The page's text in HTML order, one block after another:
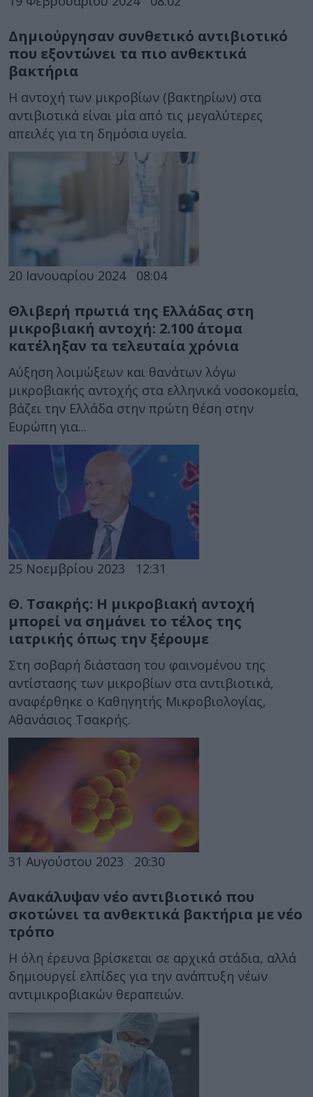
Δημιούργησαν συνθετικό αντιβιοτικό
που εξοντώνει τα πιο ανθεκτικά
βακτήρια
Η αντοχή των μικροβίων (βακτηρίων) στα
αντιβιοτικά είναι μία από τις μεγαλύτερες
απειλές για τη δημόσια υγεία.
20 Ιανουαρίου 2024 08:04
Θλιβερή πρωτιά της Ελλάδας στη
μικροβιακή αντοχή: 2.100 άτομα
κατέληξαν τα τελευταία χρόνια
Αύξηση λοιμώξεων και θανάτων λόγω
μικροβιακής αντοχής στα ελληνικά νοσοκομεία,
βάζει την Ελλάδα στην πρώτη θέση στην
Ευρώπη για...
25 Νοεμβρίου 2023 12:31
Θ. Τσακρής: Η μικροβιακή αντοχή
μπορεί να σημάνει το τέλος της
ιατρικής όπως την ξέρουμε
Στη σοβαρή διάσταση του φαινομένου της
αντίστασης των μικροβίων στα αντιβιοτικά,
αναφέρθηκε ο Καθηγητής Μικροβιολογίας,
Αθανάσιος Τσακρής.
31 Αυγούστου 2023 20:30
Ανακάλυψαν νέο αντιβιοτικό που
σκοτώνει τα ανθεκτικά βακτήρια με νέο
τρόπο
Η όλη έρευνα βρίσκεται σε αρχικά στάδια, αλλά
δημιουργεί ελπίδες για την ανάπτυξη νέων
αντιμικροβιακών θεραπειών.